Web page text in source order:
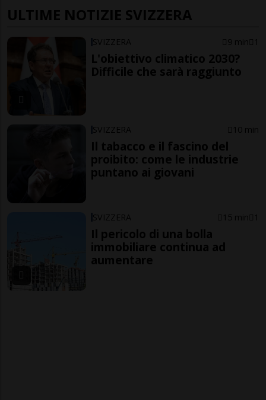
ULTIME NOTIZIE SVIZZERA
SVIZZERA 9 min 1
L'obiettivo climatico 2030?
Difficile che sarà raggiunto
SVIZZERA 10 min
Il tabacco e il fascino del
proibito: come le industrie
puntano ai giovani
SVIZZERA 15 min 1
Il pericolo di una bolla
immobiliare continua ad
aumentare